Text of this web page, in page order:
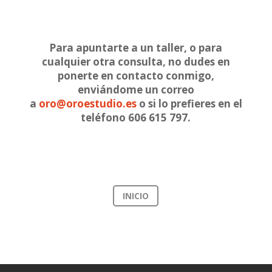
Para apuntarte a un taller, o para
cualquier otra consulta, no dudes en
ponerte en contacto conmigo,
enviándome un correo
a oro@oroestudio.eso si lo prefieres en el
teléfono 606 615 797.
INICIO